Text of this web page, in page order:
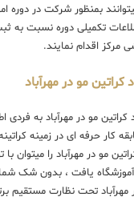
بمنظور شرکت در دوره
تکمیلی دوره نسبت به
مرکز اقدام نمایند.
مو در مهرآباد
مو در مهرآباد به فردی
10 سال سابقه کار حرفه ای در زمینه
مو در مهرآباد را میتوان
یافت ، بدون شک
تحت نظارت مستقیم